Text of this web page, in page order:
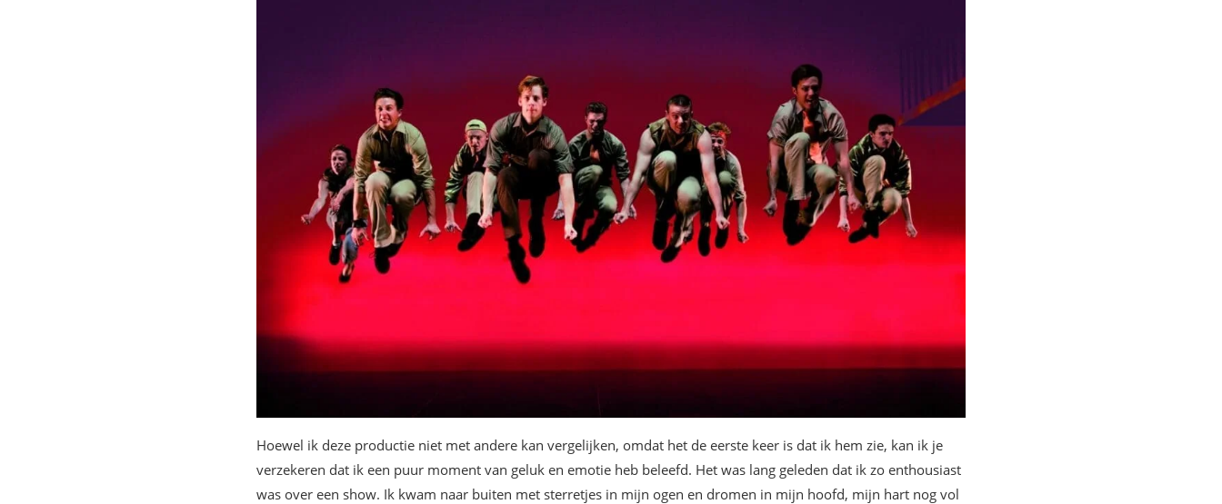
Hoewel ik deze productie niet met andere kan vergelijken, omdat het de eerste keer is dat ik hem zie, kan ik je
verzekeren dat ik een puur moment van geluk en emotie heb beleefd. Het was lang geleden dat ik zo enthousiast
was over een show. Ik kwam naar buiten met sterretjes in mijn ogen en dromen in mijn hoofd, mijn hart nog vol